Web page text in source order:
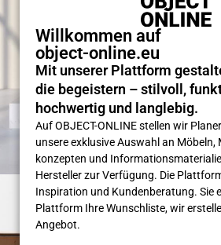
Willkommen auf
object-online.eu
Mit unserer Plattform
die begeistern – stilvoll,
hochwertig und langlebig.
Auf OBJECT-ONLINE stellen wir
unsere exklusive Auswahl an
konzepten und
Hersteller zur Verfügung. Die
Inspiration und Kunden­beratung. Sie
Plattform Ihre Wunsch­liste, wir
Angebot.